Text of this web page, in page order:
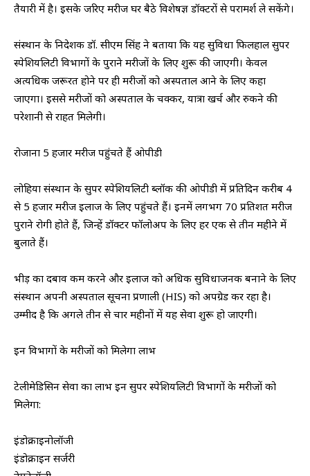
तैयारी में है। इसके जरिए मरीज घर बैठे विशेषज्ञ डॉक्टरों से परामर्श ले सकेंगे।
संस्थान के निदेशक डॉ. सीएम सिंह ने बताया कि यह सुविधा फिलहाल सुपर
स्पेशियलिटी विभागों के पुराने मरीजों के लिए शुरू की जाएगी। केवल
अत्यधिक जरूरत होने पर ही मरीजों को अस्पताल आने के लिए कहा
जाएगा। इससे मरीजों को अस्पताल के चक्कर, यात्रा खर्च और रुकने की
परेशानी से राहत मिलेगी।
रोजाना 5 हजार मरीज पहुंचते हैं ओपीडी
लोहिया संस्थान के सुपर स्पेशियलिटी ब्लॉक की ओपीडी में प्रतिदिन करीब 4
से 5 हजार मरीज इलाज के लिए पहुंचते हैं। इनमें लगभग 70 प्रतिशत मरीज
पुराने रोगी होते हैं, जिन्हें डॉक्टर फॉलोअप के लिए हर एक से तीन महीने में
बुलाते हैं।
भीड़ का दबाव कम करने और इलाज को अधिक सुविधाजनक बनाने के लिए
संस्थान अपनी अस्पताल सूचना प्रणाली (HIS) को अपग्रेड कर रहा है।
उम्मीद है कि अगले तीन से चार महीनों में यह सेवा शुरू हो जाएगी।
इन विभागों के मरीजों को मिलेगा लाभ
टेलीमेडिसिन सेवा का लाभ इन सुपर स्पेशियलिटी विभागों के मरीजों को
मिलेगा:
इंडोक्राइनोलॉजी
इंडोक्राइन सर्जरी